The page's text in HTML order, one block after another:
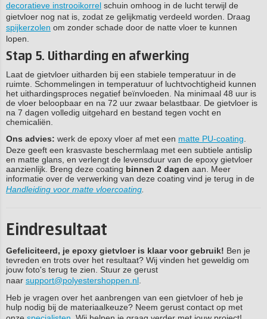
decoratieve instrooikorrel schuin omhoog in de lucht terwijl de
gietvloer nog nat is, zodat ze gelijkmatig verdeeld worden. Draag
spijkerzolen om zonder schade door de natte vloer te kunnen
lopen.
Stap 5. Uitharding en afwerking
Laat de gietvloer uitharden bij een stabiele temperatuur in de
ruimte. Schommelingen in temperatuur of luchtvochtigheid kunnen
het uithardingsproces negatief beïnvloeden. Na minimaal 48 uur is
de vloer beloopbaar en na 72 uur zwaar belastbaar. De gietvloer is
na 7 dagen volledig uitgehard en bestand tegen vocht en
chemicaliën.
Ons advies: werk de epoxy vloer af met een matte PU-coating
Deze geeft een krasvaste beschermlaag met een subtiele antislip
en matte glans, en verlengt de levensduur van de epoxy gietvloer
aanzienlijk. Breng deze coating binnen 2 dagen aan. Meer
informatie over de verwerking van deze coating vind je terug in de
Handleiding voor matte vloercoating
Eindresultaat
Gefeliciteerd, je epoxy gietvloer is klaar voor gebruik! Ben je
tevreden en trots over het resultaat? Wij vinden het geweldig om
jouw foto's terug te zien. Stuur ze gerust
naar support@polyestershoppen.nl
Heb je vragen over het aanbrengen van een gietvloer of heb je
hulp nodig bij de materiaalkeuze? Neem gerust contact op met